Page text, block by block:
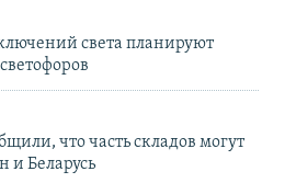
света планируют
что часть складов могут
и Беларусь